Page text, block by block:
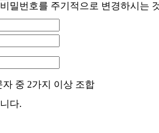
밀번호를 주기적으로 변경하시는
중 2가지 이상 조합
다.